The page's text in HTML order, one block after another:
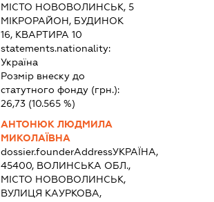
МІСТО НОВОВОЛИНСЬК, 5
МІКРОРАЙОН, БУДИНОК
16, КВАРТИРА 10
statements.nationality:
Україна
Розмір внеску до
статутного фонду (грн.):
26,73(10.565 %)
АНТОНЮК ЛЮДМИЛА
МИКОЛАЇВНА
dossier.founderAddressУКРАЇНА,
45400, ВОЛИНСЬКА ОБЛ.,
МІСТО НОВОВОЛИНСЬК,
ВУЛИЦЯ КАУРКОВА,